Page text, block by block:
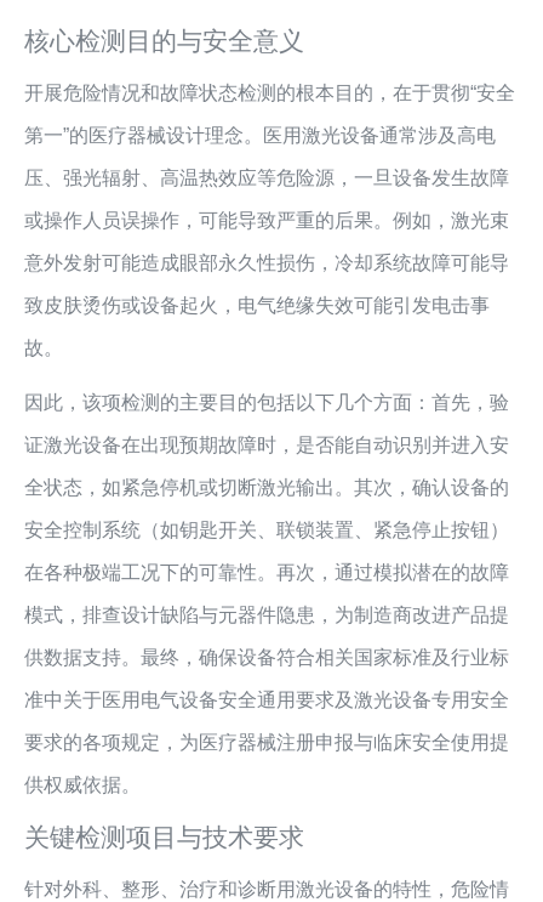
核心检测目的与安全意义
开展危险情况和故障状态检测的根本目的，在于贯彻“安全
第一”的医疗器械设计理念。医用激光设备通常涉及高电
压、强光辐射、高温热效应等危险源，一旦设备发生故障
或操作人员误操作，可能导致严重的后果。例如，激光束
意外发射可能造成眼部永久性损伤，冷却系统故障可能导
致皮肤烫伤或设备起火，电气绝缘失效可能引发电击事
故。
因此，该项检测的主要目的包括以下几个方面：首先，验
证激光设备在出现预期故障时，是否能自动识别并进入安
全状态，如紧急停机或切断激光输出。其次，确认设备的
安全控制系统（如钥匙开关、联锁装置、紧急停止按钮）
在各种极端工况下的可靠性。再次，通过模拟潜在的故障
模式，排查设计缺陷与元器件隐患，为制造商改进产品提
供数据支持。最终，确保设备符合相关国家标准及行业标
准中关于医用电气设备安全通用要求及激光设备专用安全
要求的各项规定，为医疗器械注册申报与临床安全使用提
供权威依据。
关键检测项目与技术要求
针对外科、整形、治疗和诊断用激光设备的特性，危险情